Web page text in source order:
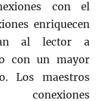
con el
enriquecen
al lector a
con un mayor
Los maestros
conexiones